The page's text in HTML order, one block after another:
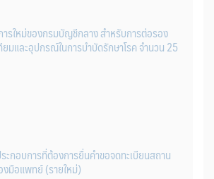
ารใหม่ของกรมบัญชีกลาง สำหรับการต่อรอง
ยมและอุปกรณ์ในการบำบัดรักษาโรค จำนวน 25
ะกอบการที่ต้องการยื่นคำขอจดทะเบียนสถาน
มือแพทย์ (รายใหม่)